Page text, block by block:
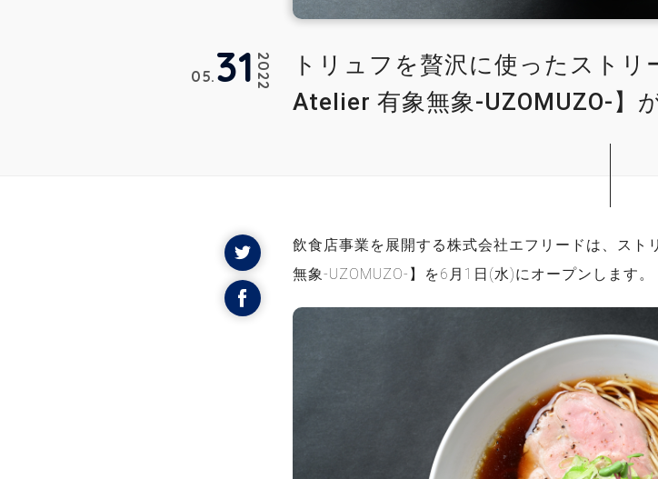
トリュフを贅沢に使ったスト
Atelier 有象無象-UZOMUZO-】
2022
05 31
飲食店事業を展開する株式会社エフリードは、スト
無象-UZOMUZO-】を6月1日(水)にオープンします。